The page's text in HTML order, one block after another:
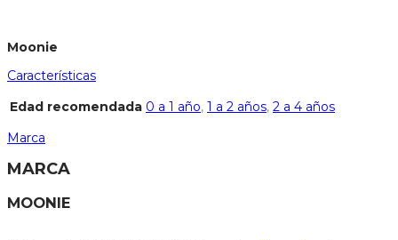
Moonie
Características
Edad recomendada 0 a 1 año, 1 a 2 años, 2 a 4 años
Marca
MARCA
MOONIE